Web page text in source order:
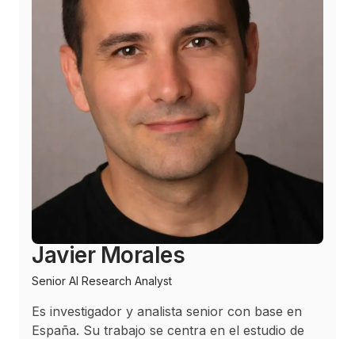
Javier Morales
Senior AI Research Analyst
Es investigador y analista senior con base en
España. Su trabajo se centra en el estudio de